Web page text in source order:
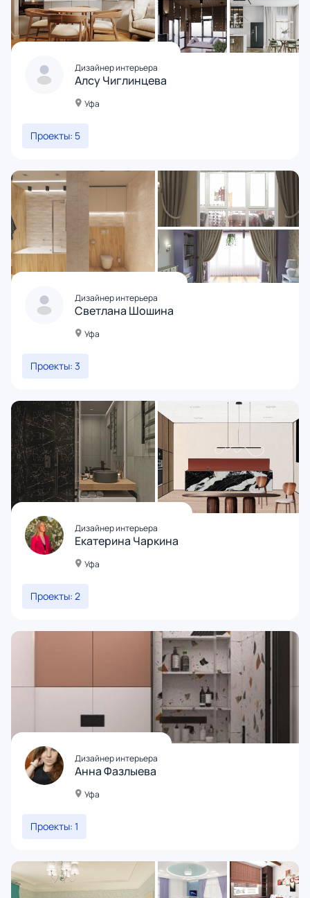
Дизайнер интерьера
Алсу Чиглинцева
Уфа
Проекты: 5
Дизайнер интерьера
Светлана Шошина
Уфа
Проекты: 3
Дизайнер интерьера
Екатерина Чаркина
Уфа
Проекты: 2
Дизайнер интерьера
Анна Фазлыева
Уфа
Проекты: 1